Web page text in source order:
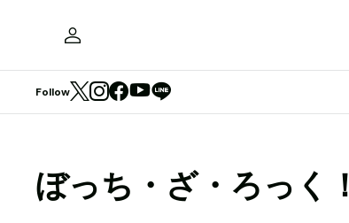
Follow
ぼっち・ざ・ろっく！